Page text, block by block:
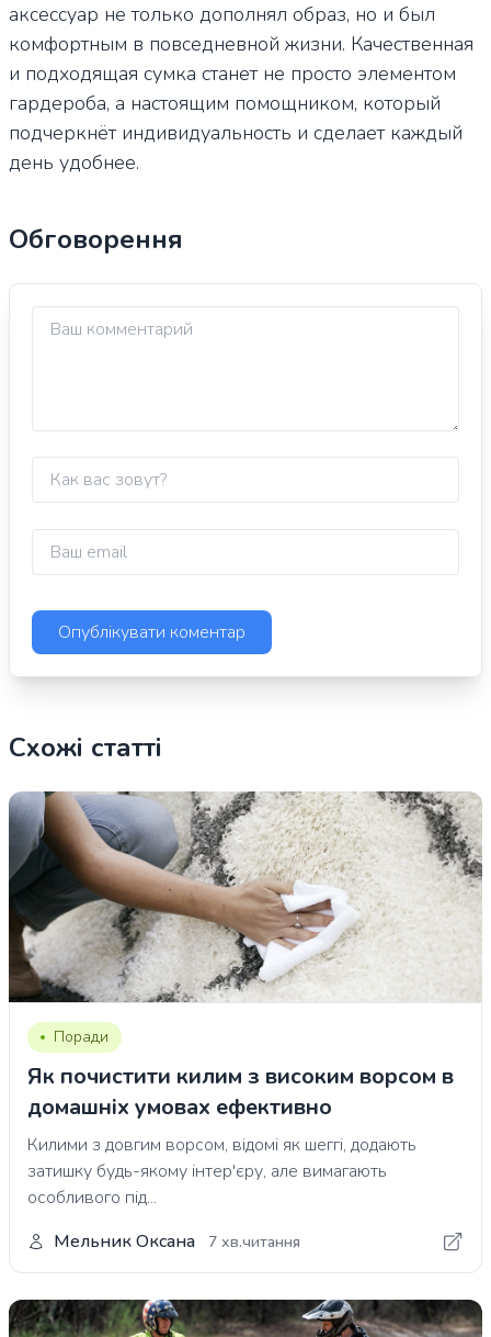
аксессуар не только дополнял образ, но и был
комфортным в повседневной жизни. Качественная
и подходящая сумка станет не просто элементом
гардероба, а настоящим помощником, который
подчеркнёт индивидуальность и сделает каждый
день удобнее.
Обговорення
Схожі статті
Поради
Як почистити килим з високим ворсом в
домашніх умовах ефективно
Килими з довгим ворсом, відомі як шеггі, додають
затишку будь-якому інтер'єру, але вимагають
особливого під...
Мельник Оксана
7 хв.читання